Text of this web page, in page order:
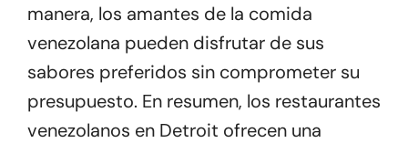
manera, los amantes de la comida
venezolana pueden disfrutar de sus
sabores preferidos sin comprometer su
presupuesto. En resumen, los restaurantes
venezolanos en Detroit ofrecen una